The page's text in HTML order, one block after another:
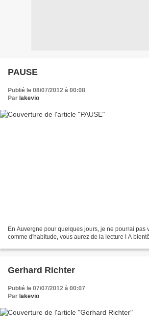
PAUSE
Publié le 08/07/2012 à 00:08
Par lakevio
En Auvergne pour quelques jours, je ne pourrai pas
comme d'habitude, vous aurez de la lecture ! A
Gerhard Richter
Publié le 07/07/2012 à 00:07
Par lakevio